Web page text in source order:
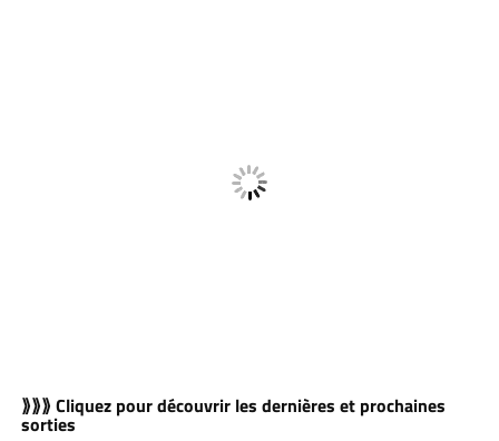
⟫⟫⟫ Cliquez pour découvrir les dernières et prochaines
sorties